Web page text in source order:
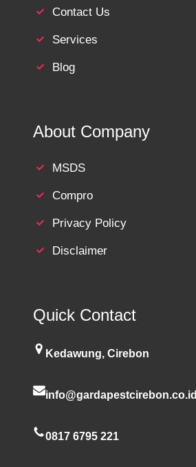
Contact Us
Services
Blog
About Company
MSDS
Compro
Privacy Policy
Disclaimer
Quick Contact
Kedawung, Cirebon
info@gardapestcirebon.co.id
0817 6795 221